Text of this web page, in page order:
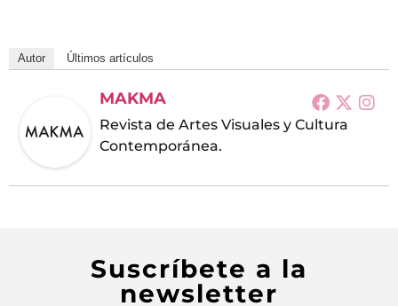
Autor Últimos artículos
MAKMA
Revista de Artes Visuales y Cultura
Contemporánea.
Suscríbete a la
newsletter